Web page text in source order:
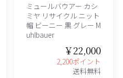
ミュールバウアー カシ
ミヤ リサイクル ニット
帽 ビーニー 黒 グレー M
uhlbauer
￥22,000
2,200ポイント
送料無料